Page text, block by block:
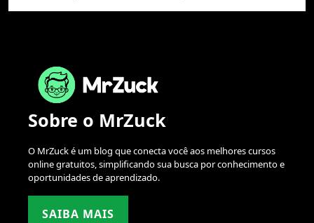
Sobre o MrZuck
O MrZuck é um blog que conecta você aos melhores cursos
online gratuitos, simplificando sua busca por conhecimento e
oportunidades de aprendizado.
SAIBA MAIS